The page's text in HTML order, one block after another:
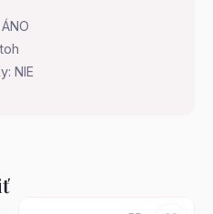
NIE